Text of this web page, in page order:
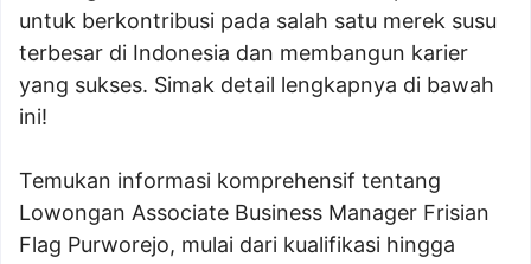
untuk berkontribusi pada salah satu merek susu
terbesar di Indonesia dan membangun karier
yang sukses. Simak detail lengkapnya di bawah
ini!
Temukan informasi komprehensif tentang
Lowongan Associate Business Manager Frisian
Flag Purworejo, mulai dari kualifikasi hingga